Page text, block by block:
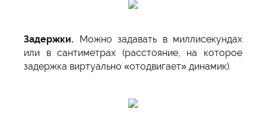
Задержки. Можно задавать в миллисекундах
или в сантиметрах (расстояние, на которое
задержка виртуально «отодвигает» динамик).